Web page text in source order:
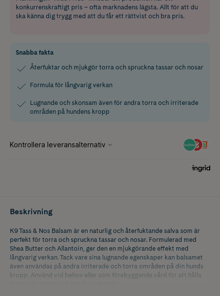
konkurrenskraftigt pris – ofta marknadens lägsta. Allt för att du
ska känna dig trygg med att du får ett rättvist och bra pris.
Snabba fakta
Återfuktar och mjukgör torra och spruckna tassar och nosar
Formula för långvarig verkan
Lugnande och skonsam även för andra torra och irriterade
områden på hundens kropp
Beskrivning
K9 Tass & Nos Balsam är en naturlig och återfuktande salva som är
perfekt för torra och spruckna tassar och nosar. Formulerad med
Shea Butter och Allantoin, ger den en mjukgörande effekt med
långvarig verkan. Tack vare sina lugnande egenskaper kan balsamet
även användas på andra irriterade och torra områden på din hunds
kropp. Använd vid behov eller som förebyggande vård för att hålla